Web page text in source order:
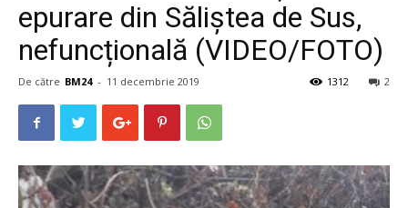
epurare din Săliștea de Sus,
nefuncțională (VIDEO/FOTO)
De către BM24 - 11 decembrie 2019 2
1312